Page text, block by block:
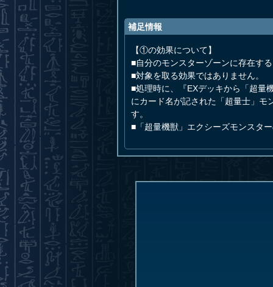
補足情報
【①の効果について】
■自分のモンスターゾーンに存在す
■対象を取る効果ではありません。
■処理時に、『EXデッキから「超量
にカード名が記された「超量士」モ
す。
■「超量機獣」エクシーズモンスタ